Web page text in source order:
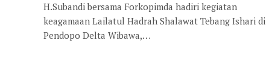
H.Subandi bersama Forkopimda hadiri kegiatan
keagamaan Lailatul Hadrah Shalawat Tebang Ishari di
Pendopo Delta Wibawa,…